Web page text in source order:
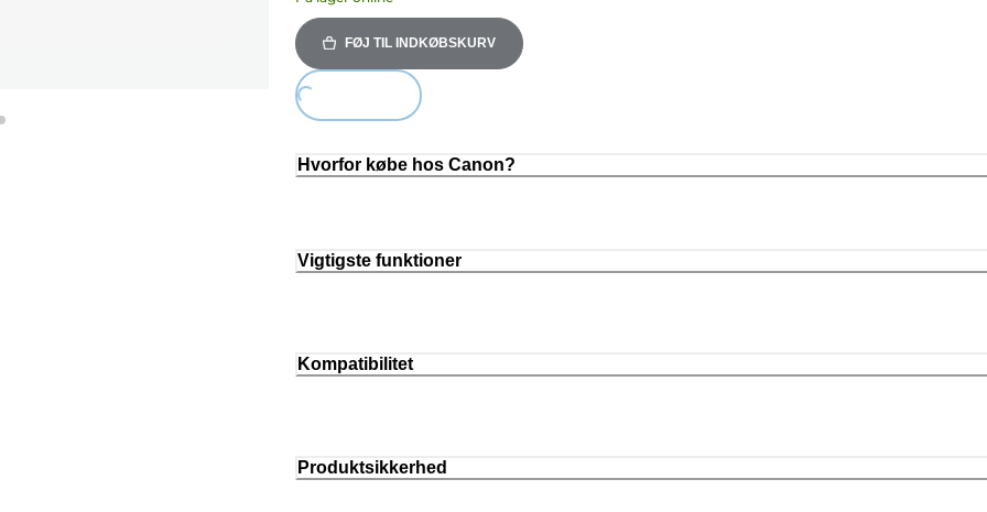
FØJ TIL INDKØBSKURV
Loading...
Hvorfor købe hos Canon?
Vigtigste funktioner
Kompatibilitet
Produktsikkerhed